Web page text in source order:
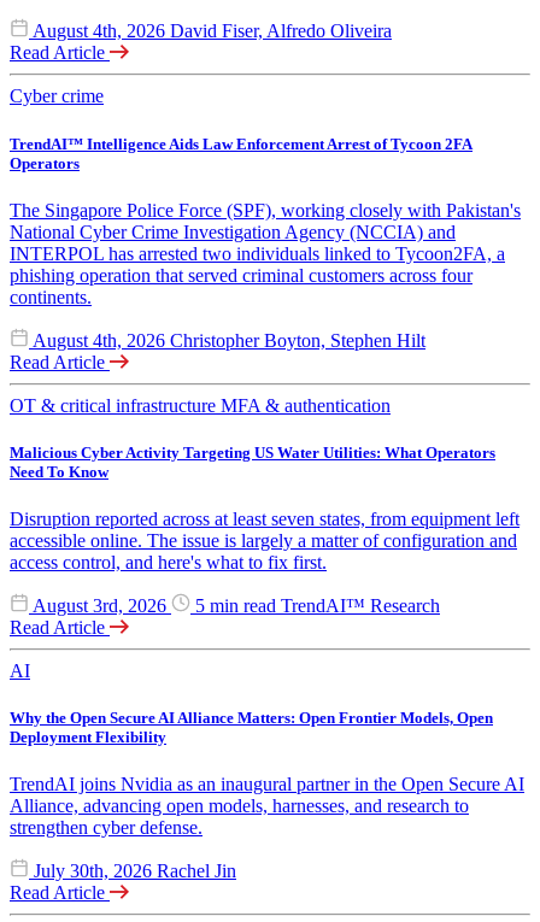
August 4th, 2026 David Fiser, Alfredo Oliveira
Read Article
Cyber crime
TrendAI™ Intelligence Aids Law Enforcement Arrest of Tycoon 2FA
Operators
The Singapore Police Force (SPF), working closely with Pakistan's
National Cyber Crime Investigation Agency (NCCIA) and
INTERPOL has arrested two individuals linked to Tycoon2FA, a
phishing operation that served criminal customers across four
continents.
August 4th, 2026 Christopher Boyton, Stephen Hilt
Read Article
OT & critical infrastructure MFA & authentication
Malicious Cyber Activity Targeting US Water Utilities: What Operators
Need To Know
Disruption reported across at least seven states, from equipment left
accessible online. The issue is largely a matter of configuration and
access control, and here's what to fix first.
August 3rd, 2026 5 min read TrendAI™ Research
Read Article
AI
Why the Open Secure AI Alliance Matters: Open Frontier Models, Open
Deployment Flexibility
TrendAI joins Nvidia as an inaugural partner in the Open Secure AI
Alliance, advancing open models, harnesses, and research to
strengthen cyber defense.
July 30th, 2026 Rachel Jin
Read Article